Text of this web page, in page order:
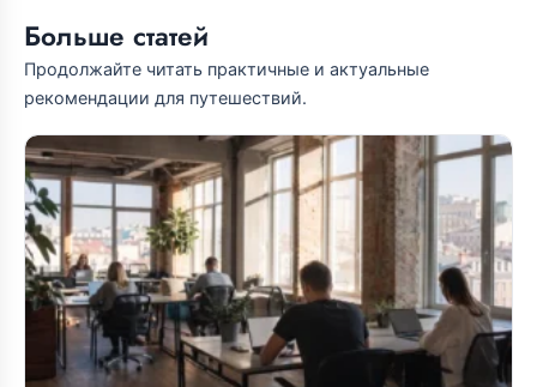
Больше статей
Продолжайте читать практичные и актуальные
рекомендации для путешествий.